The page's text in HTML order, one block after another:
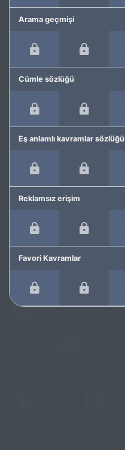
Arama geçmişi
Cümle sözlüğü
Eş anlamlı kavramlar sözlüğü
Reklamsız erişim
Favori Kavramlar